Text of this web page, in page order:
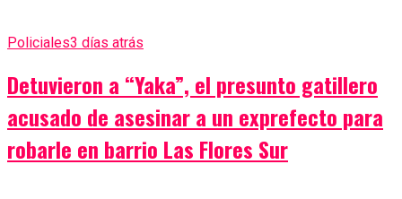
Policiales3 días atrás
Detuvieron a “Yaka”, el presunto gatillero
acusado de asesinar a un exprefecto para
robarle en barrio Las Flores Sur